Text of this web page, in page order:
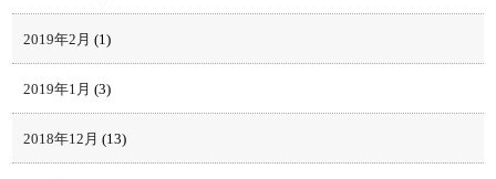
2019年2月 (1)
2019年1月 (3)
2018年12月 (13)